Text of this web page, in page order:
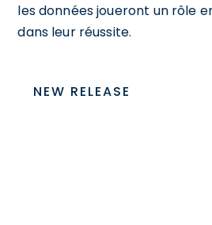
les données joueront un rôle
dans leur réussite.
NEW RELEASE